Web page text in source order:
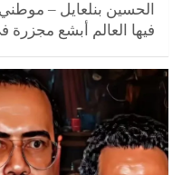
الحسين بنلعايل –
فيها العالم أبشع